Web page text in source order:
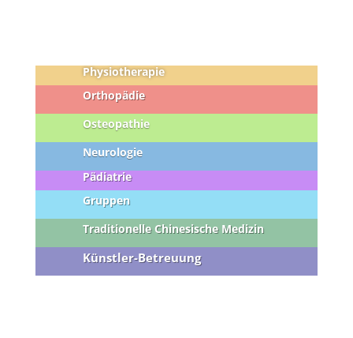
Physiotherapie
Orthopädie
Osteopathie
Neurologie
Pädiatrie
Gruppen
Traditionelle Chinesische Medizin
Künstler-Betreuung